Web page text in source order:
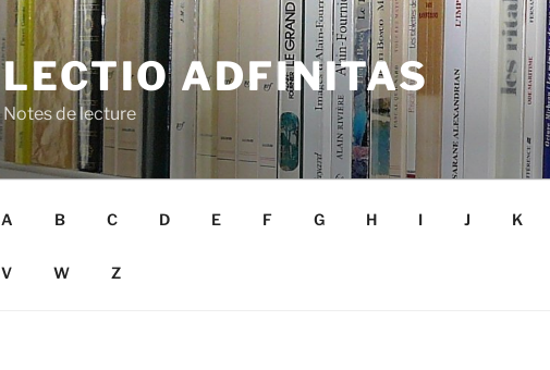
LECTIO ADFINITAS
Notes de lecture
A B C D E F G H I J K
V W Z